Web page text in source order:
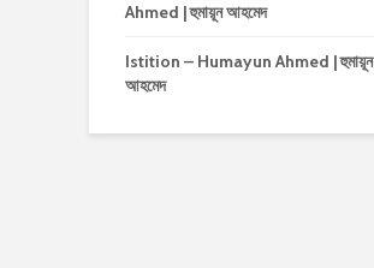
Ahmed | হুমায়ূন আহমেদ
Istition – Humayun Ahmed | হুমায়ূন
আহমেদ